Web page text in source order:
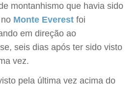
montanhismo que havia sido
Monte Everest foi
em direção ao
seis dias após ter sido visto
vez.
pela última vez acima do